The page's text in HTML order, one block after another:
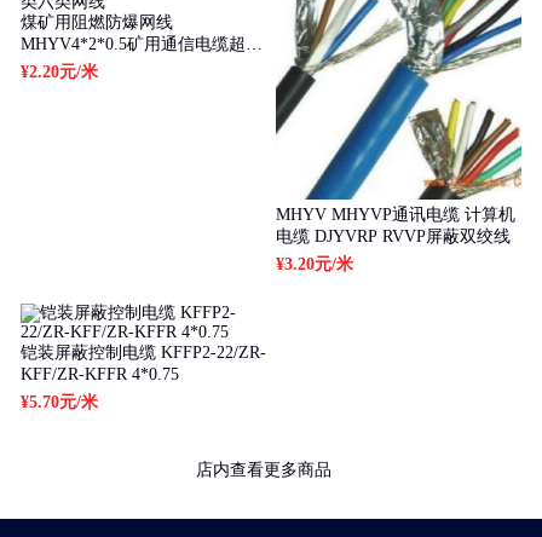
煤矿用阻燃防爆网线
MHYV4*2*0.5矿用通信电缆超五
类六类网线
¥2.20元/米
MHYV MHYVP通讯电缆 计算机
电缆 DJYVRP RVVP屏蔽双绞线
¥3.20元/米
铠装屏蔽控制电缆 KFFP2-22/ZR-
KFF/ZR-KFFR 4*0.75
¥5.70元/米
店内查看更多商品